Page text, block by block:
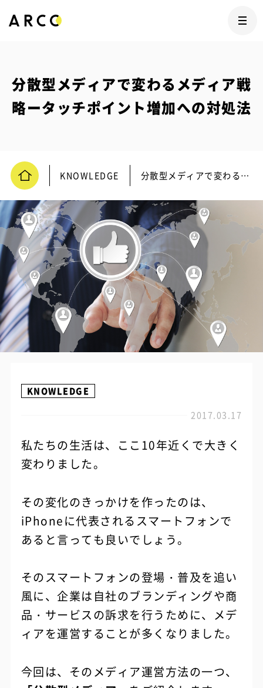
分散型メディアで変わるメディア戦
略ータッチポイント増加への対処法
KNOWLEDGE 分散型メディアで変わるメディア戦略ータッチポイント増加への対処法
KNOWLEDGE
2017.03.17
私たちの生活は、ここ10年近くで大きく
変わりました。
その変化のきっかけを作ったのは、
iPhoneに代表されるスマートフォンで
あると言っても良いでしょう。
そのスマートフォンの登場・普及を追い
風に、企業は自社のブランディングや商
品・サービスの訴求を行うために、メデ
ィアを運営することが多くなりました。
今回は、そのメディア運営方法の一つ、